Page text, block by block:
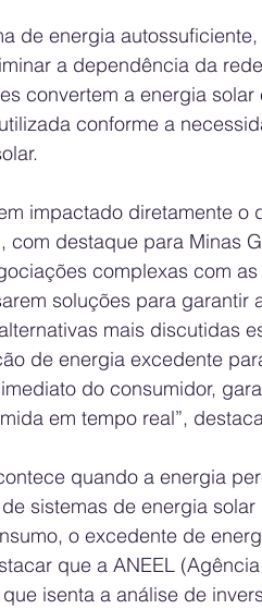
de energia
a dependência da
convertem a energia
conforme a
impactado diretamente
com destaque para Minas
complexas com
soluções para garantir
mais discutidas
de energia excedente
do consumidor,
em tempo real”,
quando a energia
sistemas de energia
o excedente de
que a ANEEL
que isenta a análise de